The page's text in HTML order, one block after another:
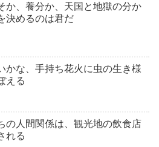
か、養分か、天国と地獄の分か
決めるのは君だ
かな、手持ち花火に虫の生き様
える
の人間関係は、観光地の飲食店
れる